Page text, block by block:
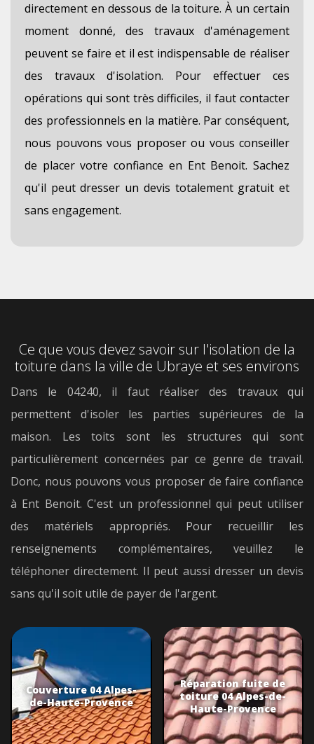
directement en dessous de la toiture. À un certain
moment donné, des travaux d'aménagement
peuvent se faire et il est indispensable de réaliser
des travaux d'isolation. Pour effectuer ces
opérations qui sont très difficiles, il faut contacter
des professionnels en la matière. Par conséquent,
nous pouvons vous proposer ou vous conseiller
de placer votre confiance en Ent Benoit. Sachez
qu'il peut dresser un devis totalement gratuit et
sans engagement.
Ce que vous devez savoir sur l'isolation de la
toiture dans la ville de Ubraye et ses environs
Dans le 04240, il faut réaliser des travaux qui
permettent d'isoler les parties supérieures de la
maison. Les toits sont les structures qui sont
particulièrement concernées par ce genre de travail.
Donc, nous pouvons vous proposer de faire confiance
à Ent Benoit. C'est un professionnel qui peut utiliser
des matériels appropriés. Pour recueillir les
renseignements complémentaires, veuillez le
téléphoner directement. Il peut aussi dresser un devis
sans qu'il soit utile de payer de l'argent.
Couverture 04 Alpes-
de-Haute-Provence
Réparation fuite de
toiture 04 Alpes-de-
Haute-Provence